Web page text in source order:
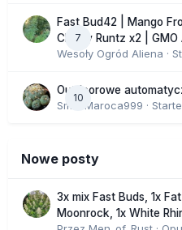
7
Fast Bud42 | Mango
Cherry Runtz x2 | GMO
Wesoły Ogród Aliena ·
10
Outdoorowe
SmakMaroca999 ·
Nowe posty
3x mix Fast Buds, 1x
Moonrock, 1x White